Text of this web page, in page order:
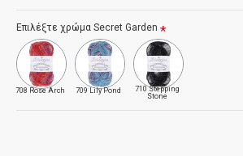
Επιλέξτε χρώμα Secret Garden
708 Rose Arch 709 Lily Pond
710 Stepping
Stone